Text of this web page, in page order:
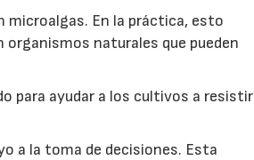
microalgas. En la práctica, esto
naturales que pueden
para ayudar a los cultivos a resistir
a la toma de decisiones. Esta